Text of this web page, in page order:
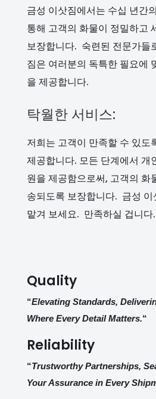
금성 이삿짐에서는 수십 년간
통해 고객의 화물이 정밀하고
보장합니다. 숙련된 전문가들
짐은 여러분의 독특한 필요에
을 제공합니다.
탁월한 서비스:
저희는 고객이 만족할 수 있도
제공합니다. 모든 단계에서 개
원을 제공함으로써, 고객의 화
송되도록 보장합니다. 금성 이
맡겨 보세요. 만족하실 겁니다.
Quality
“Elevating Standards,
Where Every Detail Matters.“
Reliability
“Trustworthy Partnerships,
Your Assurance in Every